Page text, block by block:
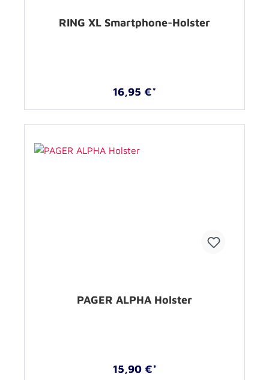
RING XL Smartphone-Holster
16,95 €*
PAGER ALPHA Holster
15,90 €*